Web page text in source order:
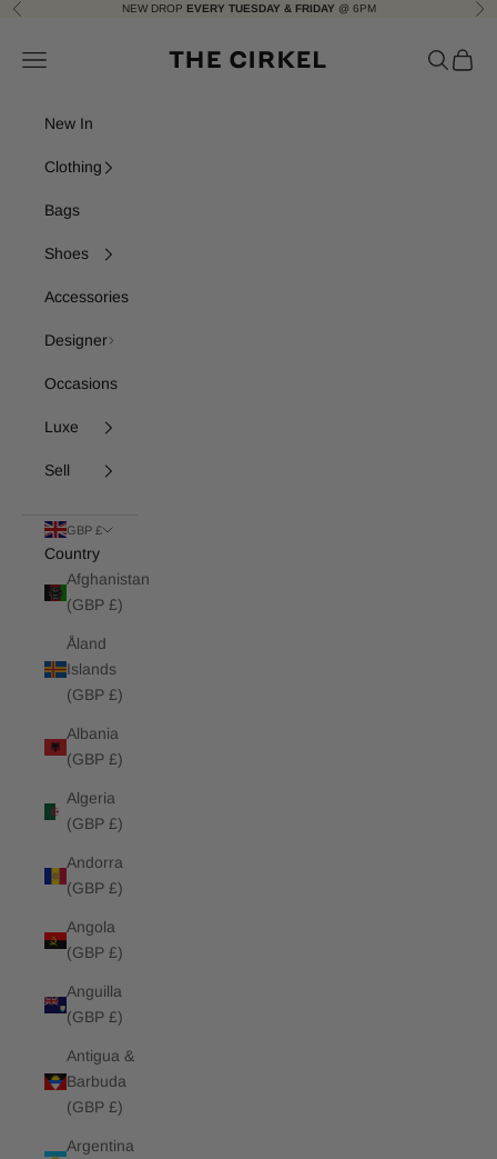
Skip to content
Previous NEW DROP EVERY TUESDAY & FRIDAY @ 6PM
Navigation menu Search
Cart
New In
Clothing
Bags
Shoes
Accessories
Designer
Occasions
Luxe
Sell
GBP £
Country
Afghanistan
(GBP £)
Åland
Islands
(GBP £)
Albania
(GBP £)
Algeria
(GBP £)
Andorra
(GBP £)
Angola
(GBP £)
Anguilla
(GBP £)
Antigua &
Barbuda
(GBP £)
Argentina